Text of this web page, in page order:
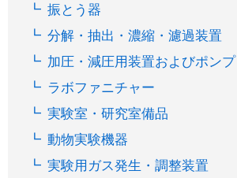
振とう器
分解・抽出・濃縮・濾過装置
加圧・減圧用装置およびポンプ
ラボファニチャー
実験室・研究室備品
動物実験機器
実験用ガス発生・調整装置